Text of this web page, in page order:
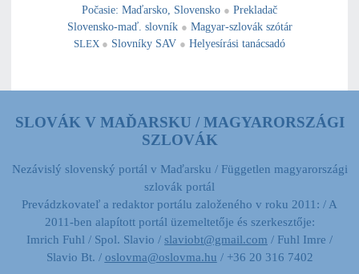
Počasie: Maďarsko Slovensko ● Prekladač
Slovensko-maď. slovník ● Magyar-szlovák szótár
SLEX ● Slovníky SAV ● Helyesírási tanácsadó
SLOVÁK V MAĎARSKU / MAGYARORSZÁGI
SZLOVÁK
Nezávislý slovenský portál v Maďarsku / Független magyarországi
szlovák portál
Prevádzkovateľ a redaktor portálu založeného v roku 2011: / A
2011-ben alapított portál üzemeltetője és szerkesztője:
Imrich Fuhl / Spol. Slavio / slaviobt@gmail.com / Fuhl Imre /
Slavio Bt. / oslovma@oslovma.hu / +36 20 316 7402